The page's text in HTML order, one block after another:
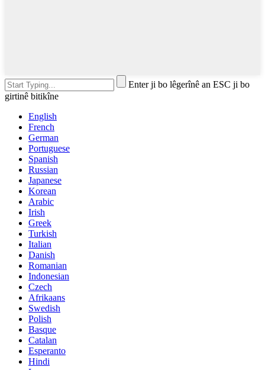
Enter ji bo lêgerînê an ESC ji bo
girtinê bitikîne
English
French
German
Portuguese
Spanish
Russian
Japanese
Korean
Arabic
Irish
Greek
Turkish
Italian
Danish
Romanian
Indonesian
Czech
Afrikaans
Swedish
Polish
Basque
Catalan
Esperanto
Hindi